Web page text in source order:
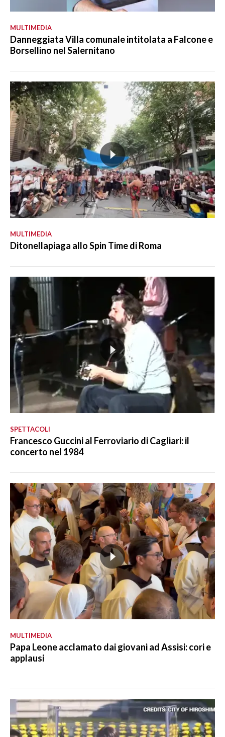
MULTIMEDIA
Danneggiata Villa comunale intitolata a Falcone e
Borsellino nel Salernitano
MULTIMEDIA
Ditonellapiaga allo Spin Time di Roma
SPETTACOLI
Francesco Guccini al Ferroviario di Cagliari: il
concerto nel 1984
MULTIMEDIA
Papa Leone acclamato dai giovani ad Assisi: cori e
applausi